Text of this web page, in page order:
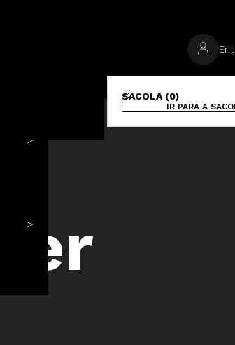
SACOLA (0)
IR PARA A